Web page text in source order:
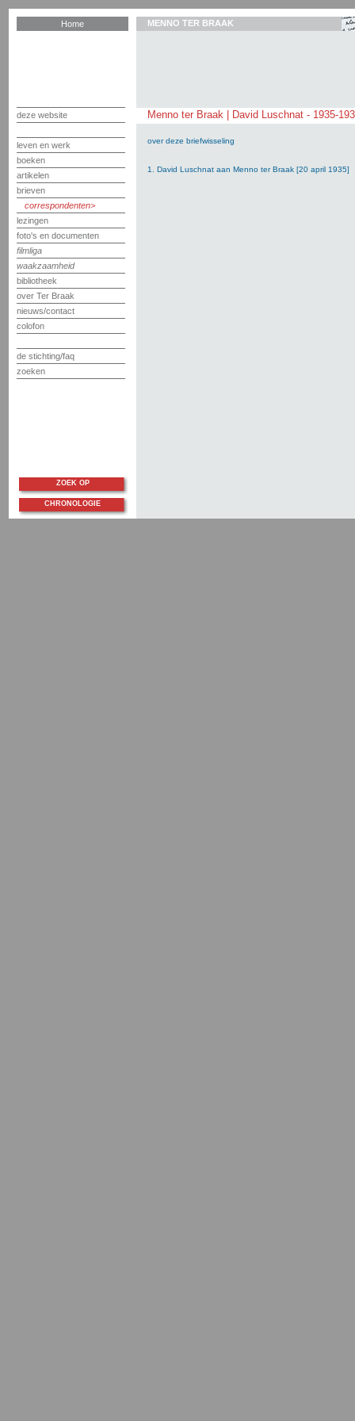
Home
deze website
leven en werk
boeken
artikelen
brieven
correspondenten
lezingen
foto's en documenten
filmliga
waakzaamheid
bibliotheek
over Ter Braak
nieuws/contact
colofon
de stichting/faq
zoeken
MENNO TER BRAAK
Menno ter Braak | David Luschnat - 1935-
over deze briefwisseling
1. David Luschnat aan Menno ter Braak [20 april 1935]
ZOEK OP
CHRONOLOGIE